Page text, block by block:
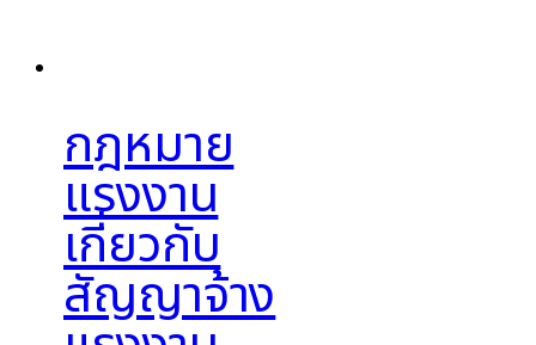
กฎหมาย
แรงงาน
เกี่ยวกับ
สัญญาจ้าง